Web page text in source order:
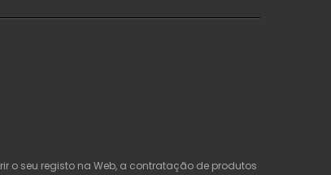
o seu registo na Web, a contratação de produtos